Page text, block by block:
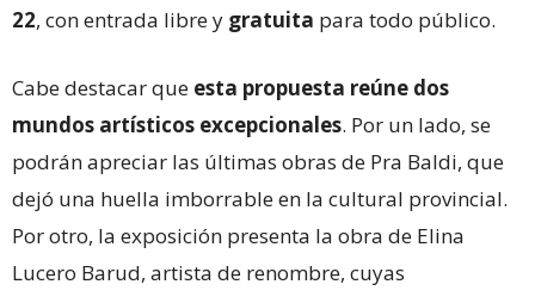
22, con entrada libre y gratuita para todo público.
Cabe destacar que esta propuesta reúne dos
mundos artísticos excepcionales. Por un lado, se
podrán apreciar las últimas obras de Pra Baldi, que
dejó una huella imborrable en la cultural provincial.
Por otro, la exposición presenta la obra de Elina
Lucero Barud, artista de renombre, cuyas